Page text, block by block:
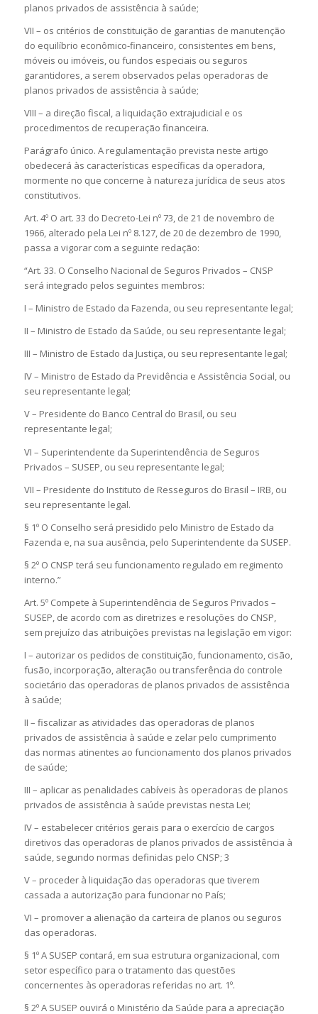
planos privados de assistência à saúde;
VII – os critérios de constituição de garantias de manutenção
do equilíbrio econômico-financeiro, consistentes em bens,
móveis ou imóveis, ou fundos especiais ou seguros
garantidores, a serem observados pelas operadoras de
planos privados de assistência à saúde;
VIII – a direção fiscal, a liquidação extrajudicial e os
procedimentos de recuperação financeira.
Parágrafo único. A regulamentação prevista neste artigo
obedecerá às características específicas da operadora,
mormente no que concerne à natureza jurídica de seus atos
constitutivos.
Art. 4º O art. 33 do Decreto-Lei nº 73, de 21 de novembro de
1966, alterado pela Lei nº 8.127, de 20 de dezembro de 1990,
passa a vigorar com a seguinte redação:
“Art. 33. O Conselho Nacional de Seguros Privados – CNSP
será integrado pelos seguintes membros:
I – Ministro de Estado da Fazenda, ou seu representante legal;
II – Ministro de Estado da Saúde, ou seu representante legal;
III – Ministro de Estado da Justiça, ou seu representante legal;
IV – Ministro de Estado da Previdência e Assistência Social, ou
seu representante legal;
V – Presidente do Banco Central do Brasil, ou seu
representante legal;
VI – Superintendente da Superintendência de Seguros
Privados – SUSEP, ou seu representante legal;
VII – Presidente do Instituto de Resseguros do Brasil – IRB, ou
seu representante legal.
§ 1º O Conselho será presidido pelo Ministro de Estado da
Fazenda e, na sua ausência, pelo Superintendente da SUSEP.
§ 2º O CNSP terá seu funcionamento regulado em regimento
interno.”
Art. 5º Compete à Superintendência de Seguros Privados –
SUSEP, de acordo com as diretrizes e resoluções do CNSP,
sem prejuízo das atribuições previstas na legislação em vigor:
I – autorizar os pedidos de constituição, funcionamento, cisão,
fusão, incorporação, alteração ou transferência do controle
societário das operadoras de planos privados de assistência
à saúde;
II – fiscalizar as atividades das operadoras de planos
privados de assistência à saúde e zelar pelo cumprimento
das normas atinentes ao funcionamento dos planos privados
de saúde;
III – aplicar as penalidades cabíveis às operadoras de planos
privados de assistência à saúde previstas nesta Lei;
IV – estabelecer critérios gerais para o exercício de cargos
diretivos das operadoras de planos privados de assistência à
saúde, segundo normas definidas pelo CNSP; 3
V – proceder à liquidação das operadoras que tiverem
cassada a autorização para funcionar no País;
VI – promover a alienação da carteira de planos ou seguros
das operadoras.
§ 1º A SUSEP contará, em sua estrutura organizacional, com
setor específico para o tratamento das questões
concernentes às operadoras referidas no art. 1º.
§ 2º A SUSEP ouvirá o Ministério da Saúde para a apreciação